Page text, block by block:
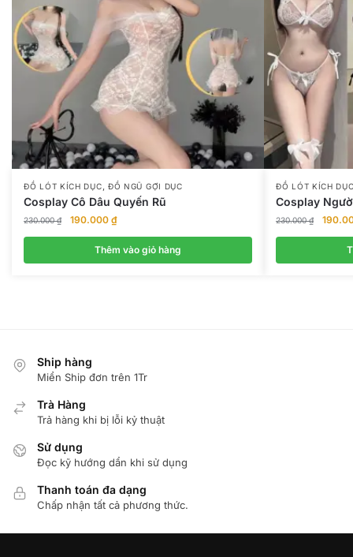
ĐỒ LÓT KÍCH DỤC ĐỒ NGŨ GỢI DỤC
Cosplay Cô Dâu Quyến Rũ
230.000₫
Giá
230.000 ₫.
190.000 ₫Giá
tại
là:
Thêm vào giỏ hàng
ĐỒ LÓT KÍCH
Cosplay
230.000₫
Giá
Ship hàng
Miển Ship đơn trên 1Tr
Trà Hàng
Trả hàng khi bị lỗi kỷ thuật
Sử dụng
Đọc kỹ hướng dẩn khi sử dụng
Thanh toán đa dạng
Chấp nhận tất cả phương thức.